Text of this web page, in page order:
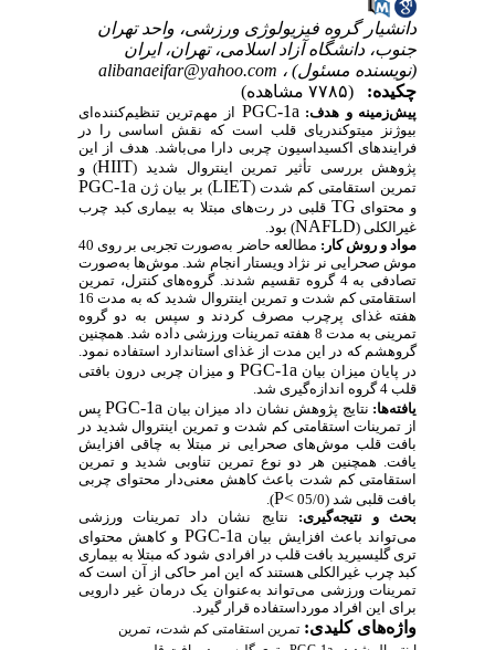
دانشیار گروه فیزیولوژی ورزشی، واحد تهران
جنوب، دانشگاه آزاد اسلامی، تهران، ایران
(نویسنده مسئول) ، alibanaeifar@yahoo.com
چکیده:
(۷۷۸۵ مشاهده)
پیش‌زمینه و هدف:PGC-1a از مهم‌ترین تنظیم‌کننده‌ای
بیوژنز میتوکندریای قلب است که نقش اساسی را در
فرایندهای اکسیداسیون چربی دارا می‌باشد. هدف از این
پژوهش بررسی تأثیر تمرین اینتروال شدید (HIIT) و
تمرین استقامتی کم شدت (LIET) بر بیان ژنPGC-1a
و محتوای TG قلبی در رت‌های مبتلا به بیماری کبد چرب
غیرالکلی (NAFLD) بود.
مواد و روش کار:
مطالعه حاضر به‌صورت تجربی بر روی 40
موش صحرایی نر نژاد ویستار انجام شد. موش‌ها به‌صورت
تصادفی به 4 گروه تقسیم شدند. گروه‌های کنترل، تمرین
استقامتی کم شدت و تمرین اینتروال شدید که به مدت 16
هفته غذای پرچرب مصرف کردند و سپس به دو گروه
تمرینی به مدت 8 هفته تمرینات ورزشی داده شد. همچنین
گروهشم که در این مدت از غذای استاندارد استفاده نمود.
در پایان میزان بیانPGC-1a و میزان چربی درون بافتی
قلب 4 گروه اندازه‌گیری شد.
یافته‌ها: نتایج پژوهش نشان داد میزان بیان PGC-1aپس
از تمرینات استقامتی کم شدت و تمرین اینتروال شدید در
بافت قلب موش‌های صحرایی نر مبتلا به چاقی افزایش
یافت. همچنین هر دو نوع تمرین تناوبی شدید و تمرین
استقامتی کم شدت باعث کاهش معنی‌دار محتوای چربی
بافت قلبی شد (05/0
P<
).
بحث و نتیجه‌گیری: نتایج نشان داد تمرینات ورزشی
می‌تواند باعث افزایش بیانPGC-1a و کاهش محتوای
تری گلیسیرید بافت قلب در افرادی شود که مبتلا به بیماری
کبد چرب غیرالکلی هستند که این امر حاکی از آن است که
تمرینات ورزشی می‌تواند به‌عنوان یک درمان غیر دارویی
برای این افراد مورداستفاده قرار گیرد.
واژه‌های کلیدی: تمرین استقامتی کم شدت، تمرین